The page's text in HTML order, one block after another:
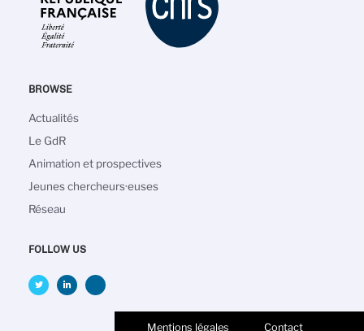
BROWSE
Navigation
principale
Actualités
Le GdR
Animation et prospectives
Jeunes chercheurs·euses
Réseau
FOLLOW US
Mentions légales Contact